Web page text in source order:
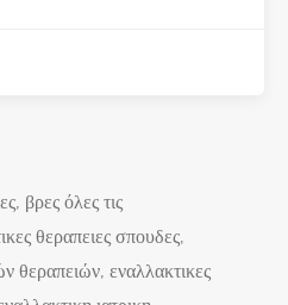
βρες όλες τις
θεραπειες σπουδες,
θεραπειών, εναλλακτικες